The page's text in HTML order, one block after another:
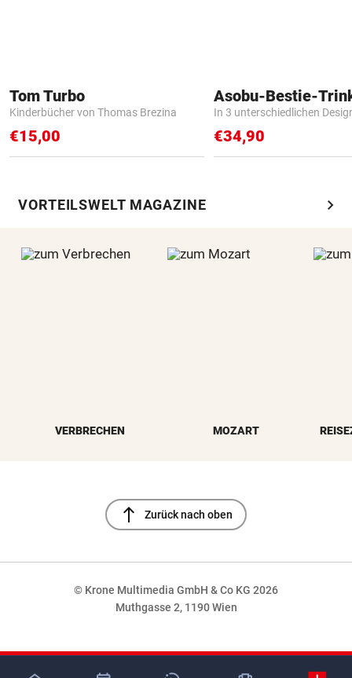
Tom Turbo
Kinderbücher von Thomas Brezina
€15,00
Asobu-Bestie-
In 3 unterschiedlichen
€34,90
VORTEILSWELT MAGAZINE chevron_right
VERBRECHEN MOZART
north Zurück nach oben
© Krone Multimedia GmbH & Co KG 2026
Muthgasse 2, 1190 Wien
NaN%